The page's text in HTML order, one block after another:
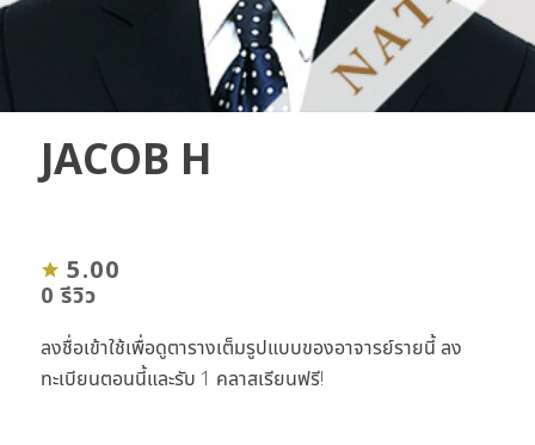
JACOB H
5.00
0 รีวิว
ลงชื่อเข้าใช้เพื่อดูตารางเต็มรูปแบบของอาจารย์รายนี้ ลง
ทะเบียนตอนนี้และรับ 1 คลาสเรียนฟรี!